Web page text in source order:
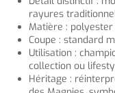
rayures
Matière :
Coupe : standard
Utilisation :
collection ou
Héritage :